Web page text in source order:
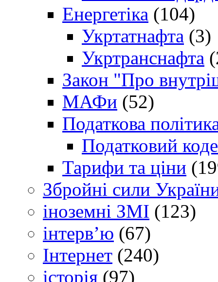
Енергетіка (104)
Укртатнафта (3)
Укртранснафта
Закон "Про
МАФи (52)
Податкова
Податковий
Тарифи та ціни
Збройні сили
іноземні ЗМІ (123)
інтерв’ю (67)
Інтернет (240)
історія (97)